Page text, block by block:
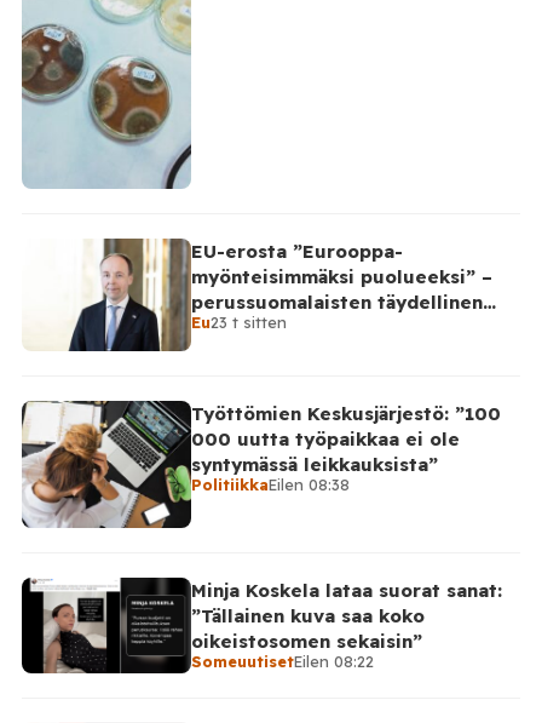
EU-erosta ”Eurooppa-
myönteisimmäksi puolueeksi” –
perussuomalaisten täydellinen
takinkääntö
Eu23 t sitten
Työttömien Keskusjärjestö: ”100
000 uutta työpaikkaa ei ole
syntymässä leikkauksista”
PolitiikkaEilen 08:38
Minja Koskela lataa suorat sanat:
”Tällainen kuva saa koko
oikeistosomen sekaisin”
SomeuutisetEilen 08:22